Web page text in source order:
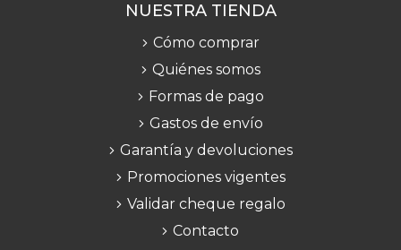
NUESTRA TIENDA
Cómo comprar
Quiénes somos
Formas de pago
Gastos de envío
Garantía y devoluciones
Promociones vigentes
Validar cheque regalo
Contacto